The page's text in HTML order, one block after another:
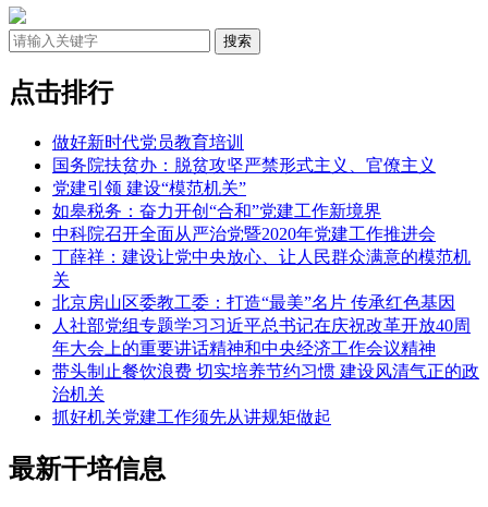
点击排行
做好新时代党员教育培训
国务院扶贫办：脱贫攻坚严禁形式主义、官僚主义
党建引领 建设“模范机关”
如皋税务：奋力开创“合和”党建工作新境界
中科院召开全面从严治党暨2020年党建工作推进会
丁薛祥：建设让党中央放心、让人民群众满意的模范机
关
北京房山区委教工委：打造“最美”名片 传承红色基因
人社部党组专题学习习近平总书记在庆祝改革开放40周
年大会上的重要讲话精神和中央经济工作会议精神
带头制止餐饮浪费 切实培养节约习惯 建设风清气正的政
治机关
抓好机关党建工作须先从讲规矩做起
最新干培信息